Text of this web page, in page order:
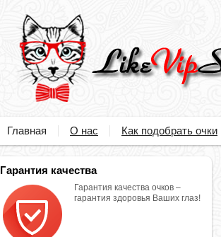
Главная О нас Как подобрать очки
Гарантия качества
Гарантия качества очков –
гарантия здоровья Ваших глаз!